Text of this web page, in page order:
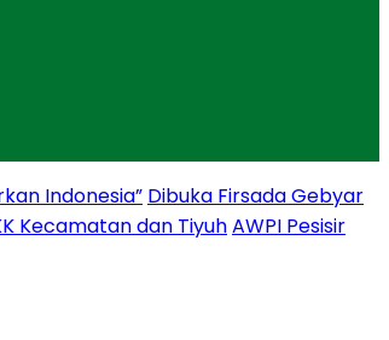
Indonesia” Dibuka Firsada Gebyar
Kecamatan dan TiyuhAWPI Pesisir